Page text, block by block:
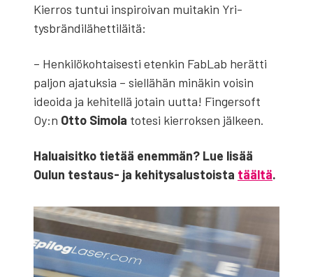
Kier­ros tun­tui ins­pi­roi­van mui­ta­kin Yri­
tysbrän­di­lä­het­ti­läi­tä:
– Hen­ki­lö­koh­tai­ses­ti eten­kin FabLab herät­ti
pal­jon aja­tuk­sia – siel­lä­hän minä­kin voi­sin
ideoi­da ja kehi­tel­lä jotain uut­ta! Fin­ger­soft
Oy:n Otto Simo­la tote­si kier­rok­sen jäl­keen.
Haluai­sit­ko tie­tää enem­män? Lue lisää
Oulun tes­taus- ja kehi­ty­sa­lus­tois­ta tääl­tä.